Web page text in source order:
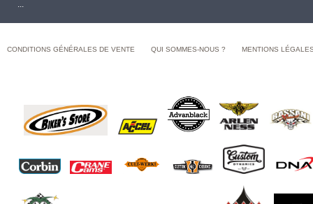
CONDITIONS GÉNÉRALES DE VENTE QUI SOMMES-NOUS ? MENTIONS